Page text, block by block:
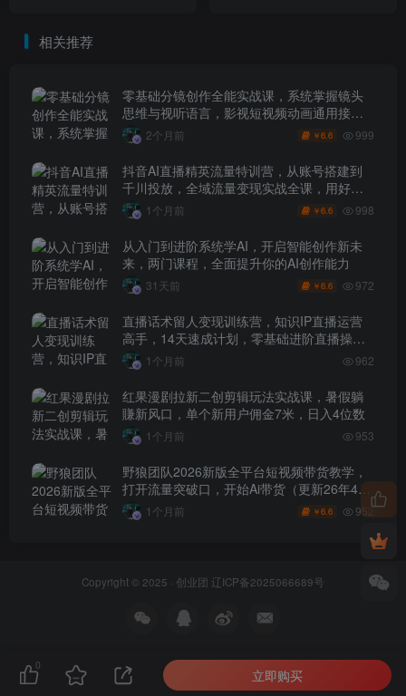
相关推荐
零基础分镜创作全能实战课，系统掌握镜头
思维与视听语言，影视短视频动画通用接单
技能2个月前 ￥6.6 999
抖音AI直播精英流量特训营，从账号搭建到
千川投放，全域流量变现实战全课，用好工
具让賺钱更简单
1个月前 ￥6.6 998
从入门到进阶系统学AI，开启智能创作新未
来，两门课程，全面提升你的AI创作能力
31天前 ￥6.6 972
直播话术留人变现训练营，知识IP直播运营
高手，14天速成计划，零基础进阶直播操盘
手
1个月前 962
红果漫剧拉新二创剪辑玩法实战课，暑假躺
賺新风口，单个新用户佣金7米，日入4位数
1个月前 953
野狼团队2026新版全平台短视频带货教学，
打开流量突破口，开始Ai带货（更新26年4月
25日）1个月前 ￥6.6 952
Copyright © 2025 · 创业团 辽ICP备2025066689号
0
立即购买